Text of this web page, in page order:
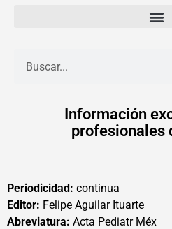
Información
profesionales
Periodicidad: continua
Editor: Felipe Aguilar Ituarte
Abreviatura: Acta Pediatr Méx